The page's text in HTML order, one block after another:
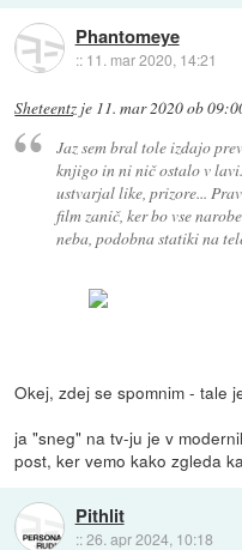
Phantomeye
:: 11. mar 2020, 14:21
Sheteentz je 11. mar 2020 ob
Jaz sem bral tole izdajo
knjigo in ni nič ostalo v
ustvarjal like, prizore...
film zanič, ker bo vse
neba, podobna statiki na
Okej, zdej se spomnim - tale
ja "sneg" na tv-ju je v
post, ker vemo kako zgleda
Pithlit
::26. apr 2024, 10:18